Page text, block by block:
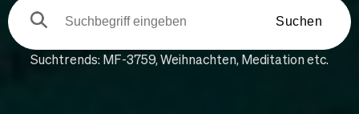
Suchen
Suchtrends: MF-3759,Weihnachten, Meditationetc.